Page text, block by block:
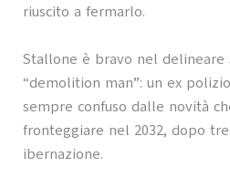
riuscito a fermarlo.
Stallone è bravo nel delineare
“demolition man”: un ex
sempre confuso dalle novità
fronteggiare nel 2032, dopo
ibernazione.